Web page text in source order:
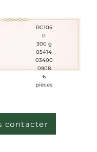
RG105
0
300 g
05414
03400
0908
6
pièces
contacter